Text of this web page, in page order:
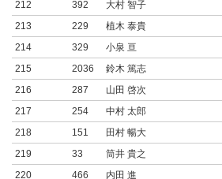
212
392 大村 智子
213
229 植木 泰貴
214
329 小泉 亘
215
2036 鈴木 篤志
216
287 山田 啓次
217
254 中村 太郎
218
151 田村 暢大
219
33 筒井 貴之
220
466 内田 進